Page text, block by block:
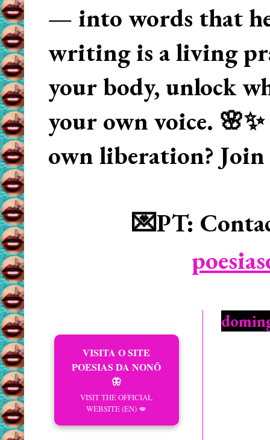
— into words that
writing is a living
your body, unlock
your own voice.
own liberation? Join
💌PT:
VISITA O SITE
POESIAS DA NONÔ
🦋
VISIT THE OFFICIAL
WEBSITE (EN) 💋